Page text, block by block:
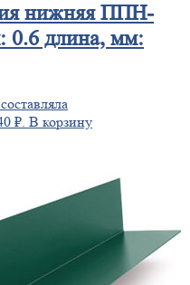
нижняя ППН-
0.6 длина, мм:
₽. В корзину